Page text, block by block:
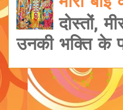
दोस्तों,
उनकी भक्ति के